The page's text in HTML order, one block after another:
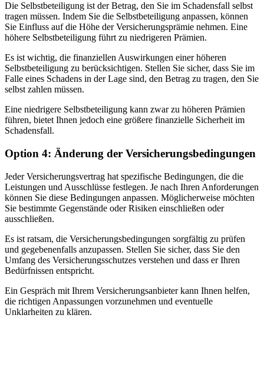
Die Selbstbeteiligung ist der Betrag, den Sie im Schadensfall selbst
tragen müssen. Indem Sie die Selbstbeteiligung anpassen, können
Sie Einfluss auf die Höhe der Versicherungsprämie nehmen. Eine
höhere Selbstbeteiligung führt zu niedrigeren Prämien.
Es ist wichtig, die finanziellen Auswirkungen einer höheren
Selbstbeteiligung zu berücksichtigen. Stellen Sie sicher, dass Sie im
Falle eines Schadens in der Lage sind, den Betrag zu tragen, den Sie
selbst zahlen müssen.
Eine niedrigere Selbstbeteiligung kann zwar zu höheren Prämien
führen, bietet Ihnen jedoch eine größere finanzielle Sicherheit im
Schadensfall.
Option 4: Änderung der Versicherungsbedingungen
Jeder Versicherungsvertrag hat spezifische Bedingungen, die die
Leistungen und Ausschlüsse festlegen. Je nach Ihren Anforderungen
können Sie diese Bedingungen anpassen. Möglicherweise möchten
Sie bestimmte Gegenstände oder Risiken einschließen oder
ausschließen.
Es ist ratsam, die Versicherungsbedingungen sorgfältig zu prüfen
und gegebenenfalls anzupassen. Stellen Sie sicher, dass Sie den
Umfang des Versicherungsschutzes verstehen und dass er Ihren
Bedürfnissen entspricht.
Ein Gespräch mit Ihrem Versicherungsanbieter kann Ihnen helfen,
die richtigen Anpassungen vorzunehmen und eventuelle
Unklarheiten zu klären.